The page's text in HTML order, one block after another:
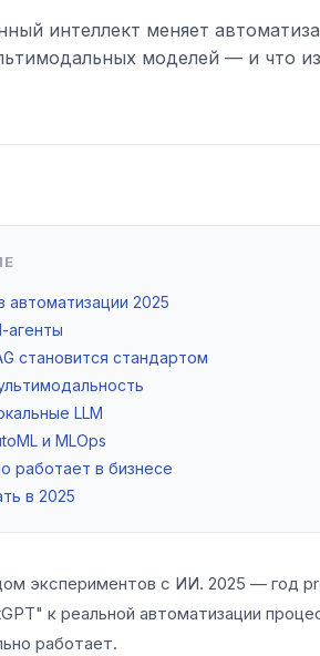
интеллект меняет
моделей — и что
автоматизации 2025
агенты
становится стандартом
LLM
и MLOps
работает в бизнесе
в 2025
экспериментов с ИИ. 2025 — год
к реальной автоматизации
работает.